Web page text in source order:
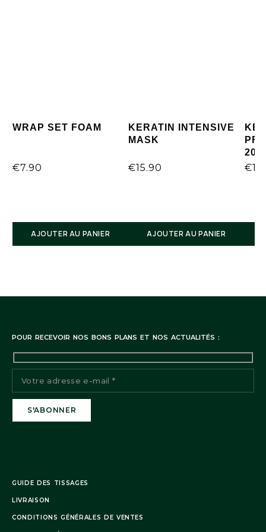
WRAP SET FOAM
€7.90
AJOUTER AU PANIER
KERATIN INTENSIVE
MASK
€15.90
AJOUTER AU PANIER
€
POUR RECEVOIR NOS BONS PLANS ET NOS ACTUALITÉS :
GUIDE DES TISSAGES
LIVRAISON
CONDITIONS GÉNÉRALES DE VENTES